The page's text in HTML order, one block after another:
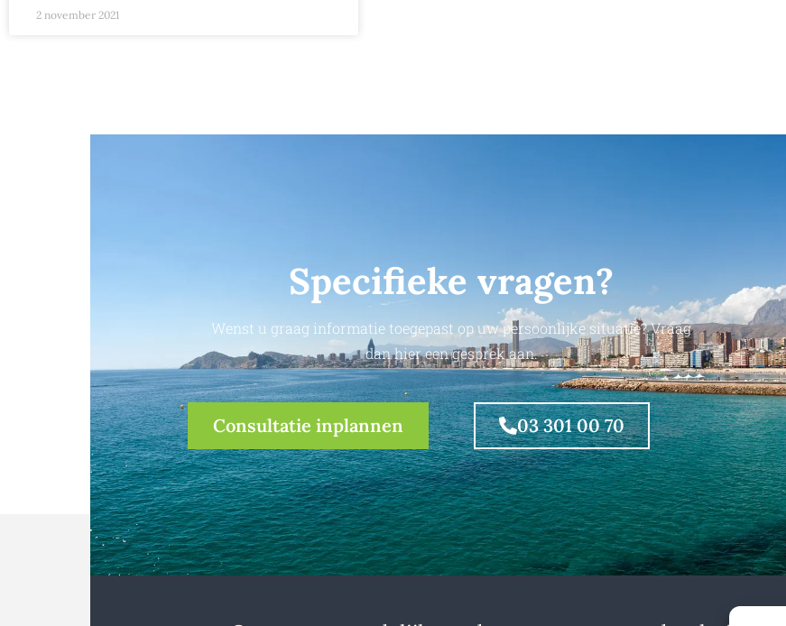
2 november 2021
Specifieke vragen?
Wenst u graag informatie toegepast op uw persoonlijke situatie? Vraag
dan hier een gesprek aan.
Consultatie inplannen 03 301 00 70